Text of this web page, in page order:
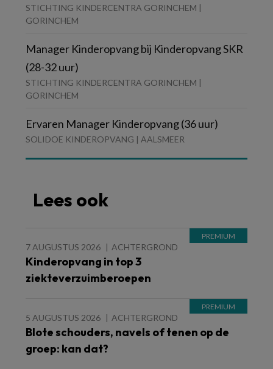
STICHTING KINDERCENTRA GORINCHEM |
GORINCHEM
Manager Kinderopvang bij Kinderopvang SKR
(28-32 uur)
STICHTING KINDERCENTRA GORINCHEM |
GORINCHEM
Ervaren Manager Kinderopvang (36 uur)
SOLIDOE KINDEROPVANG | AALSMEER
Lees ook
7 AUGUSTUS 2026 ACHTERGROND
Kinderopvang in top 3
ziekteverzuimberoepen
5 AUGUSTUS 2026 ACHTERGROND
Blote schouders, navels of tenen op de
groep: kan dat?